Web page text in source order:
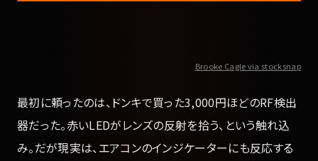
Brooke Cagle via stocksnap
最初に頼ったのは、ドンキで買った3,000円ほどのRF検出
器だった。赤いLEDがレンズの反射を拾う、という触れ込
み。だが現実は、エアコンのインジケーターにも反応する